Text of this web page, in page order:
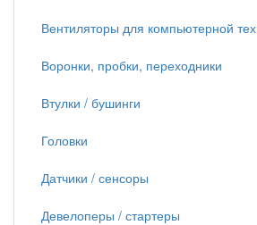
Вентиляторы для компьютерной тех
Воронки, пробки, переходники
Втулки / бушинги
Головки
Датчики / сенсоры
Девелоперы / стартеры